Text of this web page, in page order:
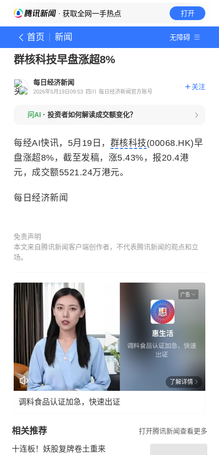
· 获取全网一手热点 打开
首页 新闻 无障碍
群核科技早盘涨超8%
每日经济新闻
2026年5月19日09:53 四川 每日经济新闻官方账号
关注
问AI · 投资者如何解读成交额变化？
每经AI快讯，5月19日， 群核科技(00068.HK)早
盘涨超8%，截至发稿，涨5.43%，报20.4港
元，成交额5521.24万港元。
每日经济新闻
免责声明
本文来自腾讯新闻客户端创作者，不代表腾讯新闻的观点和立
场。
广告
了解详情
调料食品认证加急，快速出证
相关推荐 打开腾讯新闻查看更多
十连板！妖股复牌卷土重来